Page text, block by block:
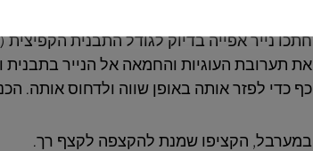
את תערובת העוגיות והחמאה אל הנייר
כף כדי לפזר אותה באופן שווה ולדחוס אותה. הכניסו
במערבל, הקציפו שמנת להקצפה לקצף רך.